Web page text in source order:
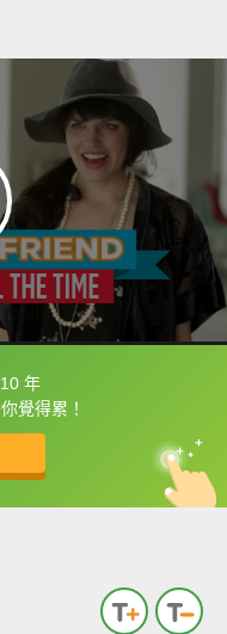
年
覺得累！
查字典喔！
中
英